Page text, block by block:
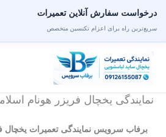
محتوا
نمایندگی یخچال فریزر هونام
برفاب سرویس نمایندگی تعمیرات یخچال
درخواست سفارش آنلاین تعمیرات
سریع‌ترین راه برای اعزام تکنسین متخصص